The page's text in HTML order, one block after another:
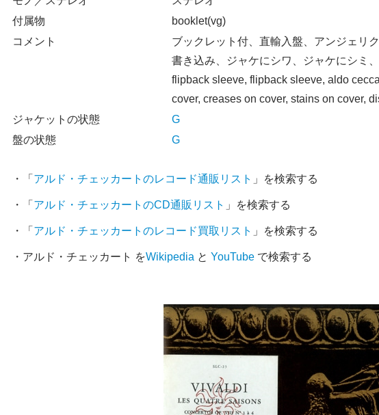
付属物
booklet(vg)
コメント
ブックレット付、直輸入盤、アンジェリ
書き込み、ジャケにシワ、ジャケにシミ
flipback sleeve, flipback sleeve, aldo
cover, creases on cover, stains on cover,
ジャケットの状態
G
盤の状態
G
・「 アルド・チェッカートのレコード通販リスト 」を検索する
・「 アルド・チェッカートのCD通販リスト 」を検索する
・「 アルド・チェッカートのレコード買取リスト 」を検索する
・アルド・チェッカート をWikipedia と YouTube で検索する